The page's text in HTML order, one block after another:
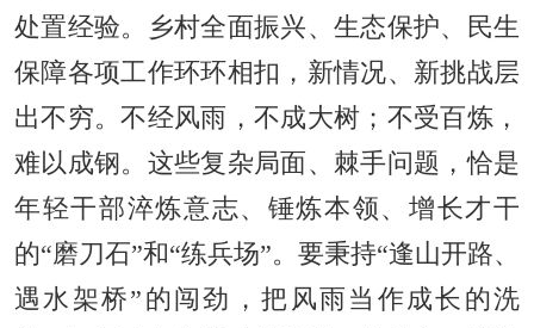
处置经验。乡村全面振兴、生态保护、民生
保障各项工作环环相扣，新情况、新挑战层
出不穷。不经风雨，不成大树；不受百炼，
难以成钢。这些复杂局面、棘手问题，恰是
年轻干部淬炼意志、锤炼本领、增长才干
的“磨刀石”和“练兵场”。要秉持“逢山开路、
遇水架桥”的闯劲，把风雨当作成长的洗